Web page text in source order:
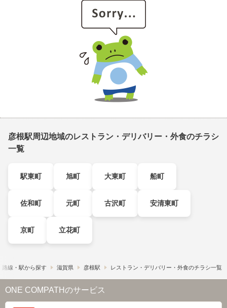
彦根駅周辺地域のレストラン・デリバリー・外食のチラシ
一覧
駅東町 旭町 大東町 船町
佐和町 元町 古沢町 安清東町
京町 立花町
路線・駅から探す 滋賀県 彦根駅 レストラン・デリバリー・外食のチラシ一覧
ONE COMPATHのサービス